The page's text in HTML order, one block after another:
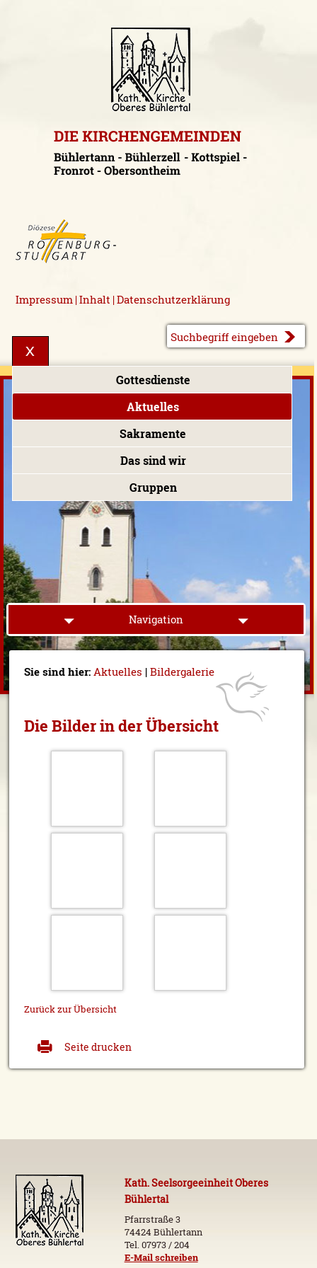
Impressum |Inhalt |Datenschutzerklärung
Gottesdienste
Aktuelles
Sakramente
Das sind wir
Gruppen
Navigation
Sie sind hier:Aktuelles |Bildergalerie
Die Bilder in der Übersicht
Zurück zur Übersicht
Seite drucken
Kath. Seelsorgeeinheit Oberes
Bühlertal
Pfarrstraße 3
74424 Bühlertann
Tel. 07973 / 204
E-Mail schreiben